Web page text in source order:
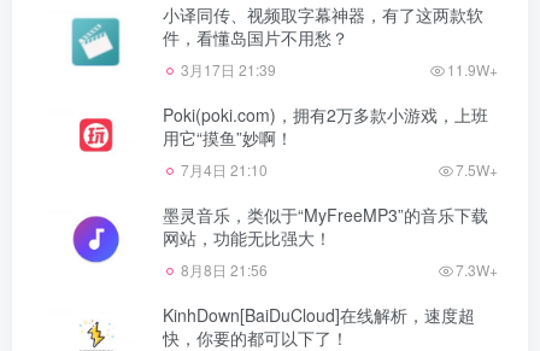
小译同传、视频取字幕神器，有了这两款软
件，看懂岛国片不用愁？
3月17日 21:39 11.9W+
Poki(poki.com)，拥有2万多款小游戏，上班
用它“摸鱼”妙啊！
7月4日 21:10 7.5W+
墨灵音乐，类似于“MyFreeMP3”的音乐下载
网站，功能无比强大！
8月8日 21:56 7.3W+
KinhDown[BaiDuCloud]在线解析，速度超
快，你要的都可以下了！